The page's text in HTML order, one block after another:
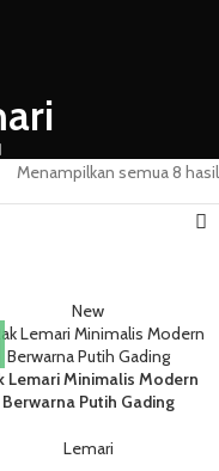
Menampilkan semua 8 hasil
New
Lemari Minimalis Modern
Berwarna Putih Gading
Lemari